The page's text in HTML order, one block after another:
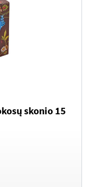
skonio 15